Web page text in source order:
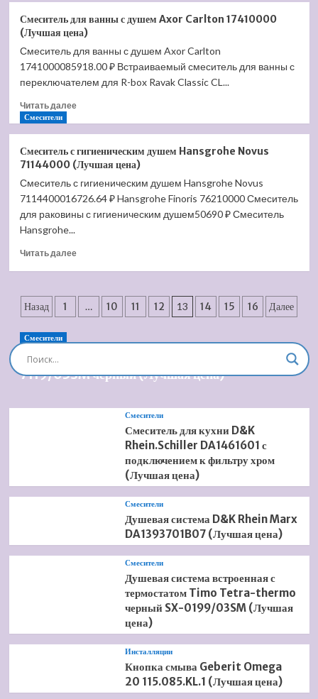
для
верхнего
душа
Hansgrohe
27411000
цена)
Смеситель для ванны с душем Axor Carlton 17410000
(Лучшая цена)
Смеситель для ванны с душем Axor Carlton
1741000085918.00 ₽ Встраиваемый смеситель для ванны с
переключателем для R-box Ravak Classic CL...
Читать далееПрочитать
для
ванны
с
душем
Axor
(Лучшая
Смесители
Смеситель с гигиеническим душем Hansgrohe Novus
71144000 (Лучшая цена)
Смеситель с гигиеническим душем Hansgrohe Novus
7114400016726.64 ₽ Hansgrohe Finoris 76210000 Смеситель
для раковины с гигиеническим душем50690 ₽ Смеситель
Hansgrohe...
Читать далееПрочитать
гигиеническим
Hansgrohe
71144000
Пагинация
записей
Назад 1 … 10 11 12 13 14 15 16 Далее
Смесители
Душевая система встроенная Timo Briana SX-
7119/03SM черный (Лучшая цена)
Смесители
Смеситель для кухни D&K
Rhein.Schiller DA1461601 с
подключением к фильтру хром
(Лучшая цена)
Смесители
Душевая система D&K Rhein Marx
DA1393701B07 (Лучшая цена)
Смесители
Душевая система встроенная с
термостатом Timo Tetra-thermo
черный SX-0199/03SM (Лучшая
цена)
Инсталляции
Кнопка смыва Geberit Omega
20 115.085.KL.1 (Лучшая цена)